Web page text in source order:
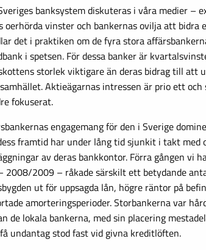
banksystem diskuteras i våra medier –
oerhörda vinster och bankernas ovilja att bidra
det i praktiken om de fyra stora
i spetsen. För dessa banker är
storlek viktigare än deras bidrag till att
Aktieägarnas intressen är prio ett
fokuserat.
engagemang för den i Sverige
framtid har under lång tid sjunkit i takt med
av deras bankkontor. Förra gången vi
2008/2009 – råkade särskilt ett betydande
ut för uppsagda lån, högre räntor på
amorteringsperioder. Storbankerna var
de lokala bankerna, med sin placering
undantag stod fast vid givna kreditlöften.